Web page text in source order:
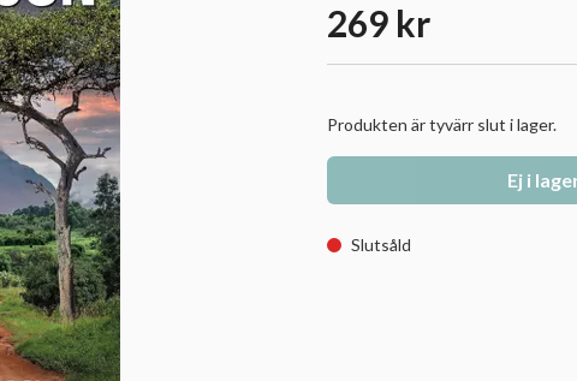
269 kr
Produkten är tyvärr slut i lager.
Ej i
Slutsåld